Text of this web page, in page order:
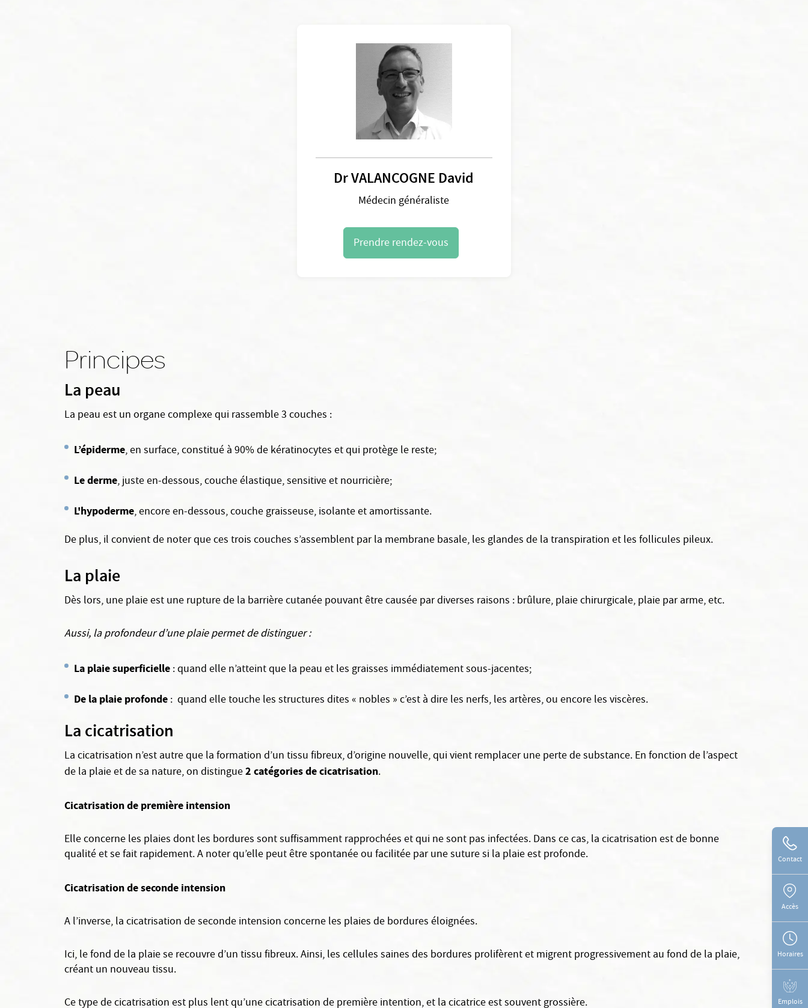
Dr VALANCOGNE David
Médecin généraliste
Prendre rendez-vous
Principes
La peau
La peau est un organe complexe qui rassemble 3 couches :
L’épiderme, en surface, constitué à 90% de kératinocytes et qui protège le reste;
Le derme, juste en-dessous, couche élastique, sensitive et nourricière;
L'hypoderme, encore en-dessous, couche graisseuse, isolante et amortissante.
De plus, il convient de noter que ces trois couches s’assemblent par la membrane basale, les glandes de la transpiration et les follicules pileux.
La plaie
Dès lors, une plaie est une rupture de la barrière cutanée pouvant être causée par diverses raisons : brûlure, plaie chirurgicale, plaie par arme, etc.
Aussi, la profondeur d’une plaie permet de distinguer :
La plaie superficielle : quand elle n’atteint que la peau et les graisses immédiatement sous-jacentes;
De la plaie profonde : quand elle touche les structures dites « nobles » c’est à dire les nerfs, les artères, ou encore les viscères.
La cicatrisation
La cicatrisation n’est autre que la formation d’un tissu fibreux, d’origine nouvelle, qui vient remplacer une perte de substance. En fonction de l’aspect
de la plaie et de sa nature, on distingue2 catégories de cicatrisation.
Cicatrisation de première intension
Elle concerne les plaies dont les bordures sont suffisamment rapprochées et qui ne sont pas infectées. Dans ce cas, la cicatrisation est de bonne
qualité et se fait rapidement. A noter qu’elle peut être spontanée ou facilitée par une suture si la plaie est profonde.
Cicatrisation de seconde intension
A l’inverse, la cicatrisation de seconde intension concerne les plaies de bordures éloignées.
Ici, le fond de la plaie se recouvre d’un tissu fibreux. Ainsi, les cellules saines des bordures prolifèrent et migrent progressivement au fond de la plaie,
créant un nouveau tissu.
Ce type de cicatrisation est plus lent qu’une cicatrisation de première intention, et la cicatrice est souvent grossière.
Contact
Accès
Horaires
Emplois